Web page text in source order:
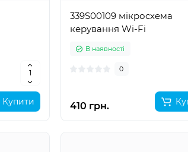
Купити
339S00109 мікросхема
керування Wi-Fi
В наявності
0
410 грн.